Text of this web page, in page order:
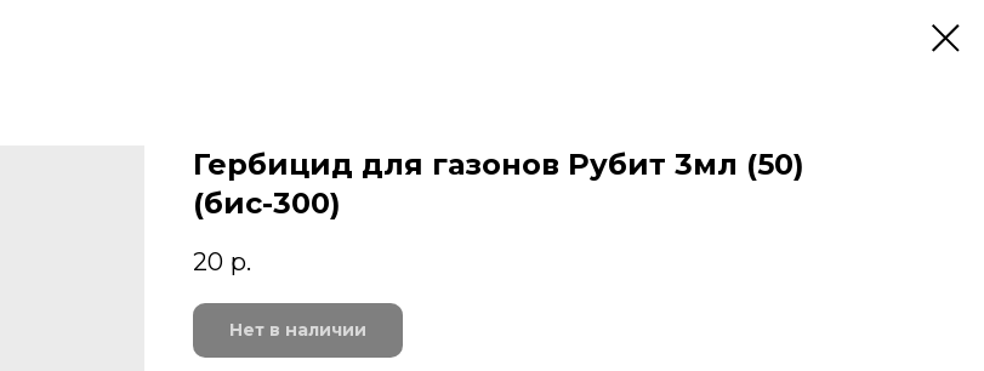
Гербицид для газонов Рубит 3мл (50)
(бис-300)
20 р.
Нет в наличии